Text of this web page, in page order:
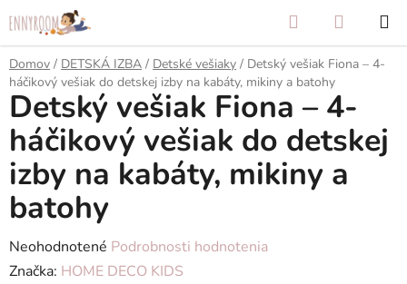
na
obsah
Hľadať
KOŠÍK
Domov / DETSKÁ IZBA / Detské vešiaky / Detský vešiak Fiona – 4-
háčikový vešiak do detskej izby na kabáty, mikiny a batohy
Detský vešiak Fiona – 4-
háčikový vešiak do detskej
izby na kabáty, mikiny a
batohy
Priemerné
hodnotenie
Neohodnotené Podrobnosti hodnotenia
Značka: HOME DECO KIDS